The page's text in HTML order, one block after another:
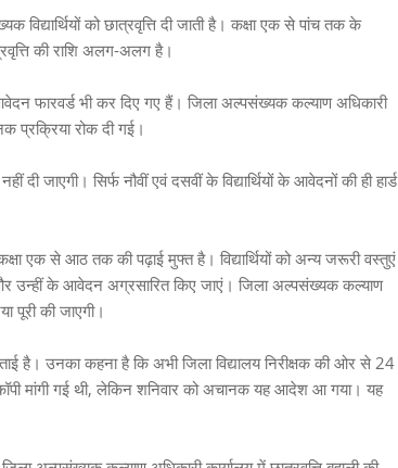
को छात्रवृत्ति दी जाती है। कक्षा एक से पांच तक के
की राशि अलग-अलग है।
फारवर्ड भी कर दिए गए हैं। जिला अल्पसंख्यक कल्याण अधिकारी
प्रक्रिया रोक दी गई।
दी जाएगी। सिर्फ नौवीं एवं दसवीं के विद्यार्थियों के आवेदनों की ही हार्ड
एक से आठ तक की पढ़ाई मुफ्त है। विद्यार्थियों को अन्य जरूरी वस्तुएं
और उन्हीं के आवेदन अग्रसारित किए जाएं। जिला अल्पसंख्यक कल्याण
पूरी की जाएगी।
है। उनका कहना है कि अभी जिला विद्यालय निरीक्षक की ओर से 24
मांगी गई थी, लेकिन शनिवार को अचानक यह आदेश आ गया। यह